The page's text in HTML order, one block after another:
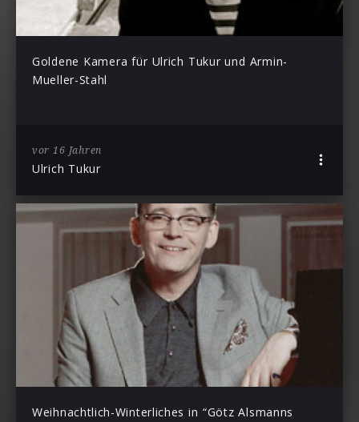
Goldene Kamera für Ulrich Tukur und Armin-
Mueller-Stahl
vor 16 Jahren
Ulrich Tukur
Weihnachtlich-Winterliches in “Götz Alsmanns